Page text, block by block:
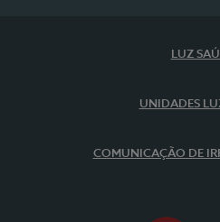
LUZ
UNIDADES
COMUNICAÇÃO DE